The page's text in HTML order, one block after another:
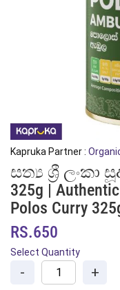
Kapruka Partner :
සත්‍ය ශ්‍රී
325g |
Polos Curry
RS.650
Select Quantity
- +